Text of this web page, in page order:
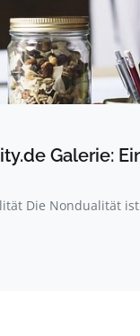
Galerie:
Die Nondualität